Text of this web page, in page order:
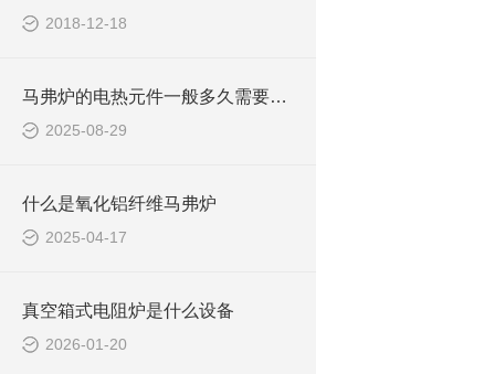
2018-12-18
马弗炉的电热元件一般多久需要更换一次？
2025-08-29
什么是氧化铝纤维马弗炉
2025-04-17
真空箱式电阻炉是什么设备
2026-01-20